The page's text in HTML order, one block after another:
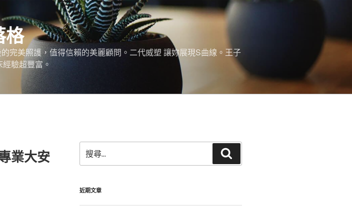
格
完美照護，值得信賴的美麗顧問。二代威塑 讓妳展現S曲線。王子
驗超豐富。
業大安
尋
關
字:
尋
近期文章